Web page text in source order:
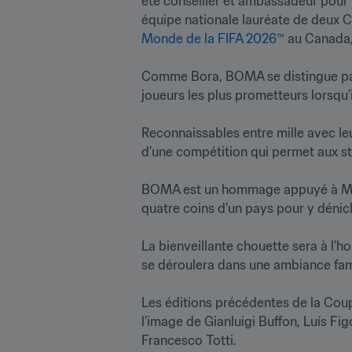
équipe nationale lauréate de deux
Monde de la FIFA 2026™ au
Comme Bora, BOMA se distingue
joueurs les plus prometteurs
Reconnaissables entre mille avec
d’une compétition qui permet aux
BOMA est un hommage appuyé à
quatre coins d’un pays pour y
La bienveillante chouette sera à
se déroulera dans une ambiance
Les éditions précédentes de la
l’image de Gianluigi Buffon, Luís
Francesco Totti.